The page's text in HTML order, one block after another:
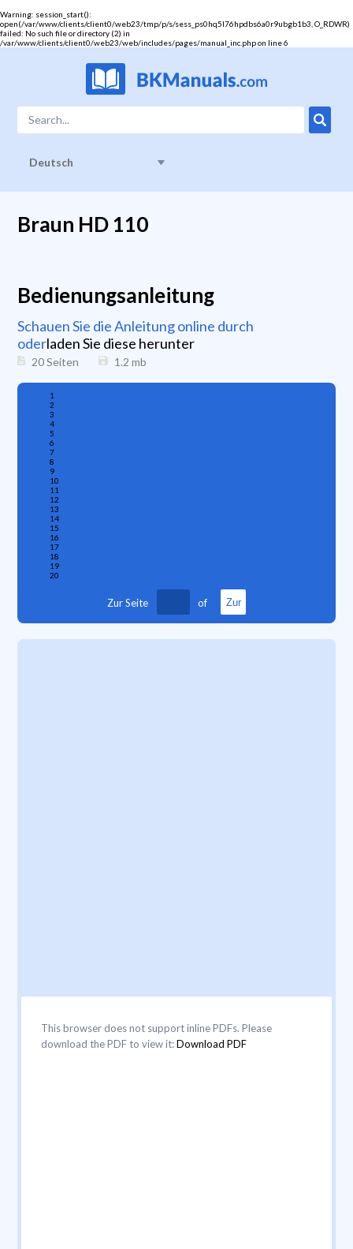
Warning: session_start():
open(/var/www/clients/client0/web23/tmp/p/s/sess_ps0hq5l76hpdbs6a0r9ubgb1b3, O_RDWR)
failed: No such file or directory (2) in
/var/www/clients/client0/web23/web/includes/pages/manual_inc.phpon line6
Deutsch
Braun HD 110
Bedienungsanleitung
Schauen Sie die Anleitung online durch
oderladen Sie diese herunter
20 Seiten 1.2 mb
1
2
3
4
5
6
7
8
9
10
11
12
13
14
15
16
17
18
19
20
Zur Seite of Zur
This browser does not support inline PDFs. Please
download the PDF to view it:Download PDF